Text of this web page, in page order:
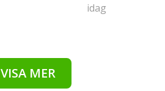
idag
VISA MER